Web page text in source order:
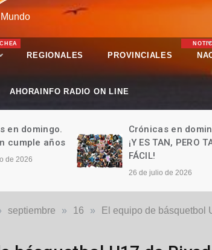
REGIONALES PROVINCIALES
AHORAINFO RADIO ON LINE
en domingo.
PERO TAN
Crónicas en
LOS MODELOS
19 de julio de 2026
septiembre » 16 » El equipo de básquetbol